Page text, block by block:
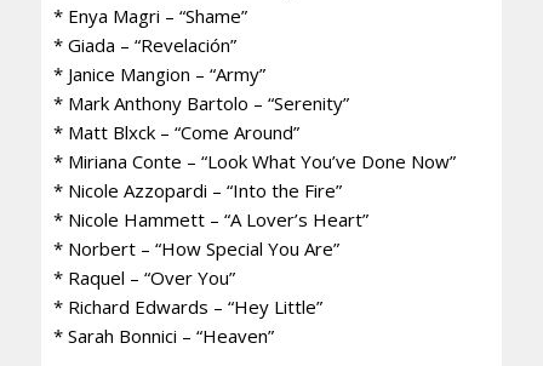
* Enya Magri – “Shame”
* Giada – “Revelación”
* Janice Mangion – “Army”
* Mark Anthony Bartolo – “Serenity”
* Matt Blxck – “Come Around”
* Miriana Conte – “Look What You’ve Done Now”
* Nicole Azzopardi – “Into the Fire”
* Nicole Hammett – “A Lover’s Heart”
* Norbert – “How Special You Are”
* Raquel – “Over You”
* Richard Edwards – “Hey Little”
* Sarah Bonnici – “Heaven”